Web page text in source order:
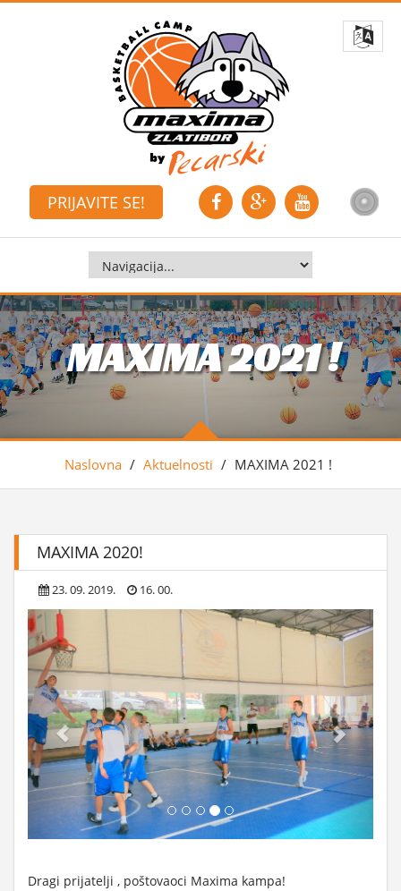
PRIJAVITE SE!
MAXIMA 2021 !
Naslovna / Aktuelnosti / MAXIMA 2021 !
MAXIMA 2020!
23. 09. 2019. 16. 00.
Dragi prijatelji , poštovaoci Maxima kampa!